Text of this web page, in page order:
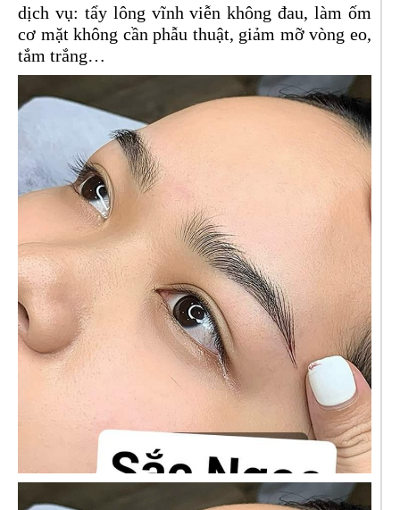
dịch vụ: tẩy lông vĩnh viễn không đau, làm ốm
cơ mặt không cần phẫu thuật, giảm mỡ vòng eo,
tắm trắng…